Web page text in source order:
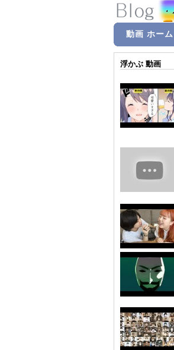
動画 ホーム
浮かぶ 動画